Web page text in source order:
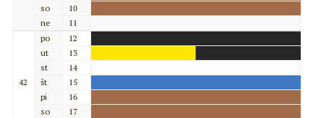
so
10
ne
11
42
po
12
ut
13
st
14
št
15
pi
16
so
17